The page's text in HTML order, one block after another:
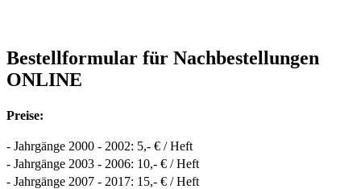
Bestellformular für Nachbestellungen
ONLINE
Preise:
- Jahrgänge 2000 - 2002: 5,- € / Heft
- Jahrgänge 2003 - 2006: 10,- € / Heft
- Jahrgänge 2007 - 2017: 15,- € / Heft